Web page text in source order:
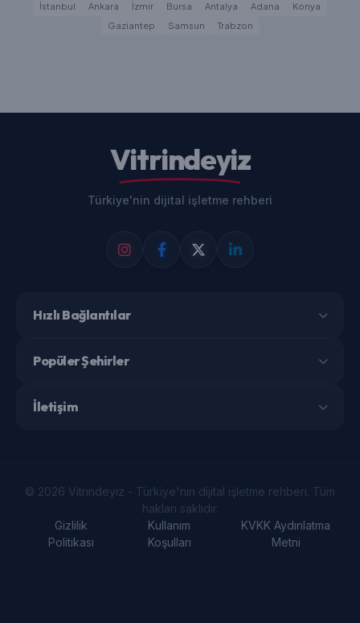
İstanbul Ankara İzmir Bursa Antalya Adana
Konya
Gaziantep
Samsun Trabzon
Vitrindeyiz
Türkiye'nin dijital işletme rehberi
Hızlı Bağlantılar
Popüler Şehirler
İletişim
© 2026 Vitrindeyiz - Türkiye'nin dijital işletme rehberi. Tüm
hakları saklıdır.
Gizlilik
Politikası
Kullanım
Koşulları
KVKK Aydınlatma
Metni